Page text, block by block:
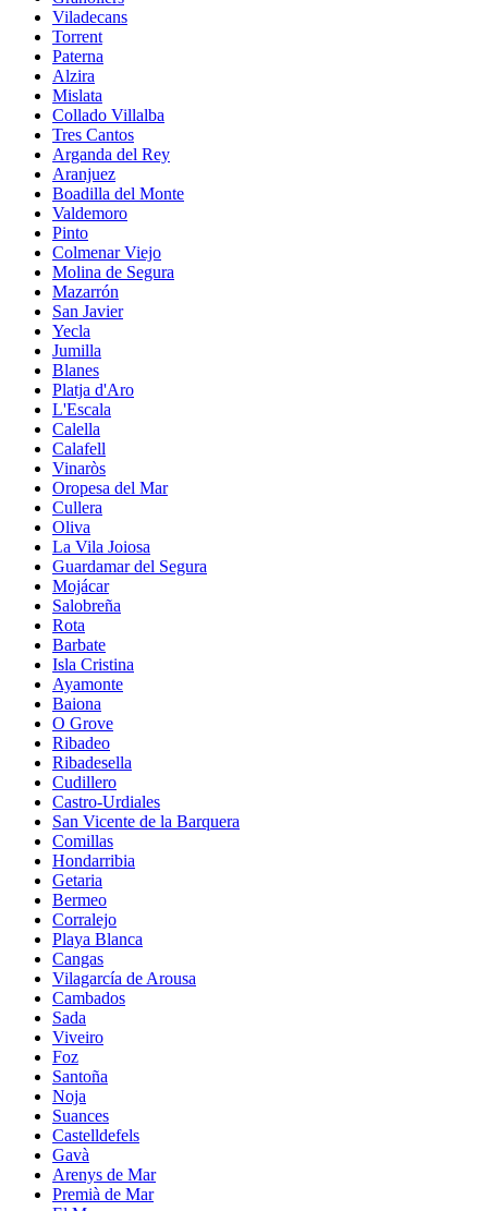
Viladecans
Torrent
Paterna
Alzira
Mislata
Collado Villalba
Tres Cantos
Arganda del Rey
Aranjuez
Boadilla del Monte
Valdemoro
Pinto
Colmenar Viejo
Molina de Segura
Mazarrón
San Javier
Yecla
Jumilla
Blanes
Platja d'Aro
L'Escala
Calella
Calafell
Vinaròs
Oropesa del Mar
Cullera
Oliva
La Vila Joiosa
Guardamar del Segura
Mojácar
Salobreña
Rota
Barbate
Isla Cristina
Ayamonte
Baiona
O Grove
Ribadeo
Ribadesella
Cudillero
Castro-Urdiales
San Vicente de la Barquera
Comillas
Hondarribia
Getaria
Bermeo
Corralejo
Playa Blanca
Cangas
Vilagarcía de Arousa
Cambados
Sada
Viveiro
Foz
Santoña
Noja
Suances
Castelldefels
Gavà
Arenys de Mar
Premià de Mar